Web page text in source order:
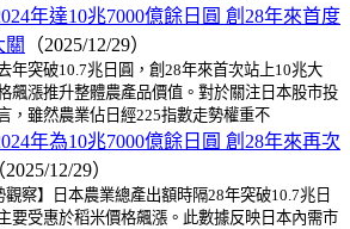
年達10兆7000億餘日圓 創28年來首度
關
（2025/12/29）
年突破10.7兆日圓，創28年來首次站上10兆大
飆漲推升整體農產品價值。對於關注日本股市投
，雖然農業佔日經225指數走勢權重不
年為10兆7000億餘日圓 創28年來再次
2025/12/29）
觀察】日本農業總產出額時隔28年突破10.7兆日
要受惠於稻米價格飆漲。此數據反映日本內需市